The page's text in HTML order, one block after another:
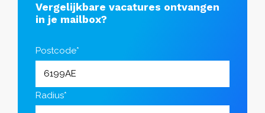
Vergelijkbare vacatures ontvangen
in je mailbox?
Postcode*
Radius*